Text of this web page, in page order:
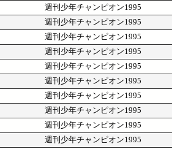
週刊少年チャンピオン1995
週刊少年チャンピオン1995
週刊少年チャンピオン1995
週刊少年チャンピオン1995
週刊少年チャンピオン1995
週刊少年チャンピオン1995
週刊少年チャンピオン1995
週刊少年チャンピオン1995
週刊少年チャンピオン1995
週刊少年チャンピオン1995